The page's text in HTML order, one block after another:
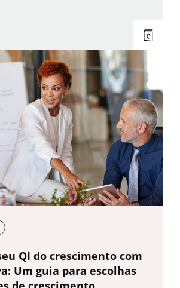
QI do crescimento com
Um guia para escolhas